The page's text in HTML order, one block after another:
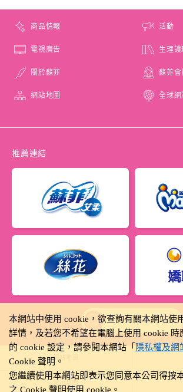
商品情報 活動
電視廣告 生理
關於蘇菲 蘇菲會
網站地圖 全球網
推薦連結
Taiwan
網站地圖
本網站中使用 cookie，欲查詢有關本網站使
詳情，及若您不希望在電腦上使用 cookie 時
的 cookie 設定，請參閱本網站「 隱私權及網
Cookie 聲明。
您繼續使用本網站即表示您同意本公司得按
之 Cookie 聲明使用 cookie。